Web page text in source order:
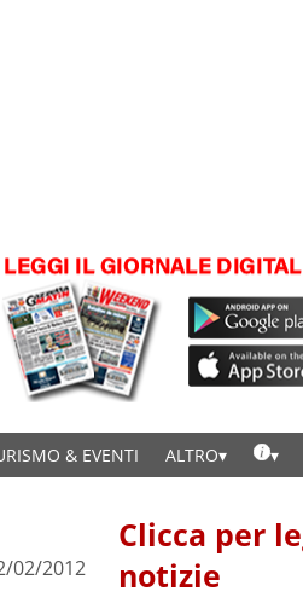
& EVENTI ALTRO
02/2012
Clicca per
notizie